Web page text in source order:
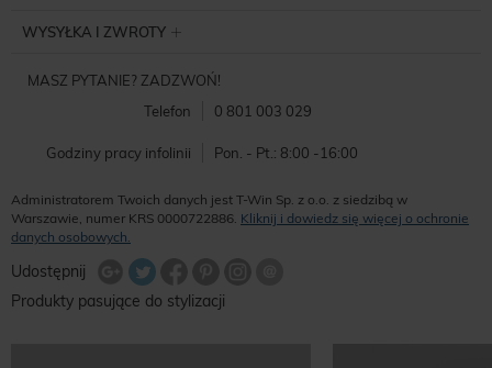
WYSYŁKA I ZWROTY
MASZ PYTANIE? ZADZWOŃ!
Telefon
0 801 003 029
Godziny pracy infolinii Pon. - Pt.: 8:00 -16:00
Administratorem Twoich danych jest T-Win Sp. z o.o. z siedzibą w
Warszawie, numer KRS 0000722886. Kliknij i dowiedz się więcej o ochronie
danych osobowych.
Udostępnij
Share FacebookUdostępnij na Google+
Udostępnij na Google+
Produkty pasujące do stylizacji